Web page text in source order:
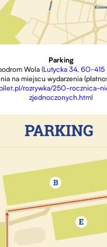
Parking
Wola (Lutycka 34, 60-415
na miejscu wydarzenia
rozrywka/250-rocznica-
zjednoczonych.html